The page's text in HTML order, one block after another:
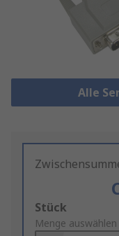
Alle
Add
to
Stück
Menge